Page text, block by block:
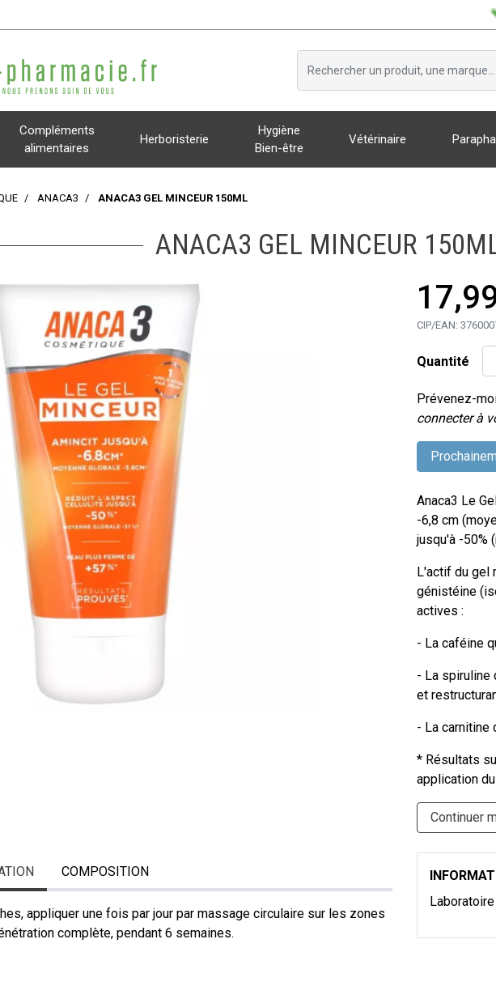
Compléments
alimentaires
Herboristerie
Hygiène
Bien-être
Vétérinaire
ANACA3 ANACA3 GEL MINCEUR 150ML
ANACA3 GEL MINCEUR
CIP/EAN:
Quantité
Prévenez-
connecter à
Anaca3 Le
-6,8 cm
jusqu'à -50%
L'actif du gel
génistéine
actives :
- La caféine
- La spiruline
et
- La carnitine
* Résultats
application
Continuer
COMPOSITION
appliquer une fois par jour par massage circulaire sur les zones
complète, pendant 6 semaines.
Laboratoire